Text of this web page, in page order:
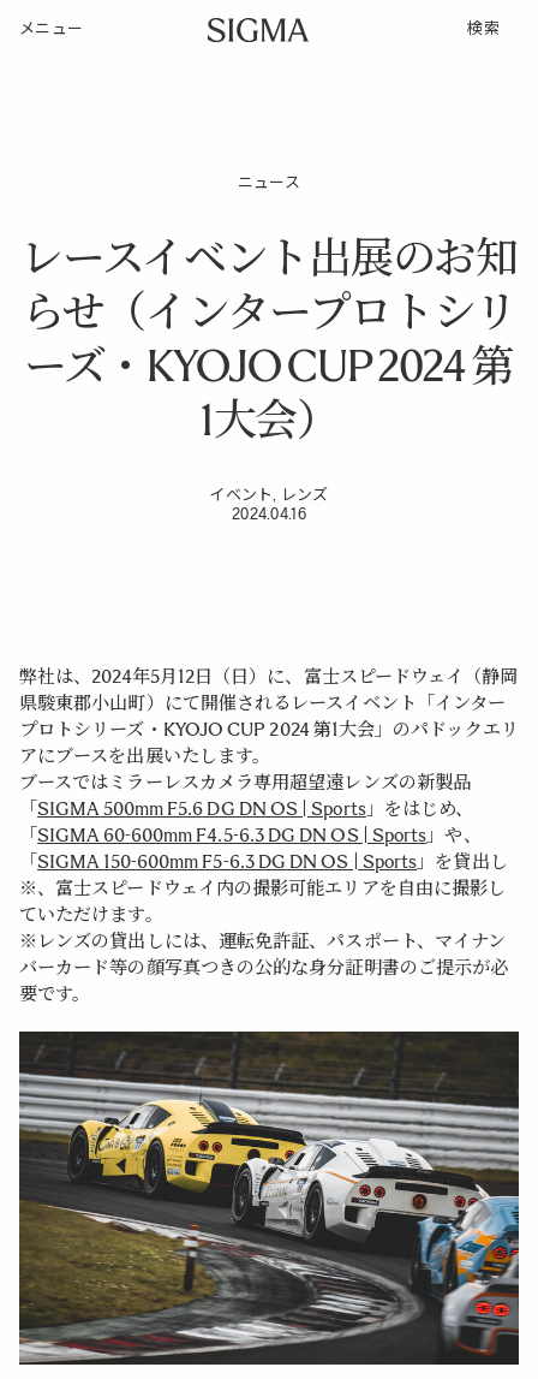
メニュー 検索
ニュース
レースイベント出展のお知
らせ（インタープロトシリ
ーズ・KYOJO CUP 2024 第
1大会）
イベント, レンズ
2024.04.16
弊社は、2024年5月12日（日）に、富士スピードウェイ（静岡
県駿東郡小山町）にて開催されるレースイベント「インター
プロトシリーズ・KYOJO CUP 2024 第1大会」のパドックエリ
アにブースを出展いたします。
ブースではミラーレスカメラ専用超望遠レンズの新製品
「 SIGMA 500mm F5.6 DG DN OS | Sports」をはじめ、
「 SIGMA 60-600mm F4.5-6.3 DG DN OS | Sports 」や、
「 SIGMA 150-600mm F5-6.3 DG DN OS | Sports 」を貸出し
※、富士スピードウェイ内の撮影可能エリアを自由に撮影し
ていただけます。
※レンズの貸出しには、運転免許証、パスポート、マイナン
バーカード等の顔写真つきの公的な身分証明書のご提示が必
要です。